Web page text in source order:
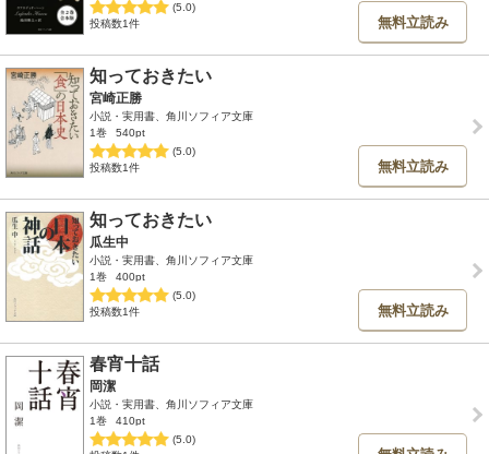
(5.0)
投稿数1件
無料立読み
知っておきたい
宮崎正勝
小説・実用書、角川ソフィア文庫
1巻
540pt
(5.0)
投稿数1件
無料立読み
知っておきたい
瓜生中
小説・実用書、角川ソフィア文庫
1巻
400pt
(5.0)
投稿数1件
無料立読み
春宵十話
岡潔
小説・実用書、角川ソフィア文庫
1巻
410pt
(5.0)